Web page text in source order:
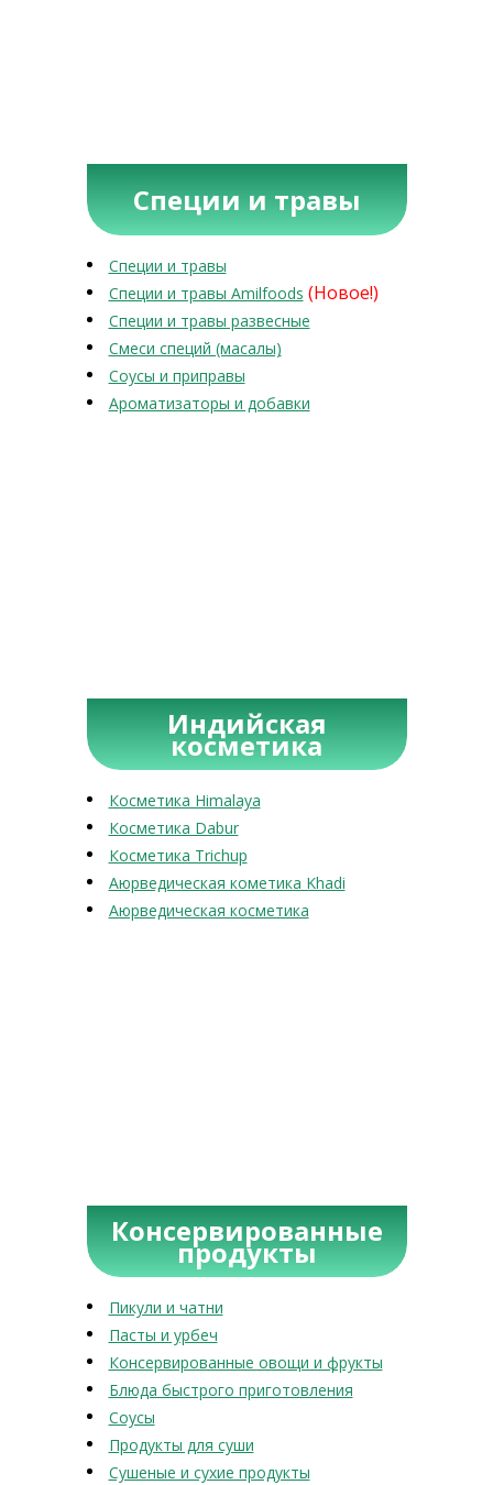
Специи и травы
Специи и травы
Специи и травы Amilfoods (Новое!)
Специи и травы развесные
Смеси специй (масалы)
Соусы и приправы
Ароматизаторы и добавки
Индийская
косметика
Косметика Himalaya
Косметика Dabur
Косметика Trichup
Аюрведическая кометика Khadi
Аюрведическая косметика
Консервированные
продукты
Пикули и чатни
Пасты и урбеч
Консервированные овощи и фрукты
Блюда быстрого приготовления
Соусы
Продукты для суши
Сушеные и сухие продукты